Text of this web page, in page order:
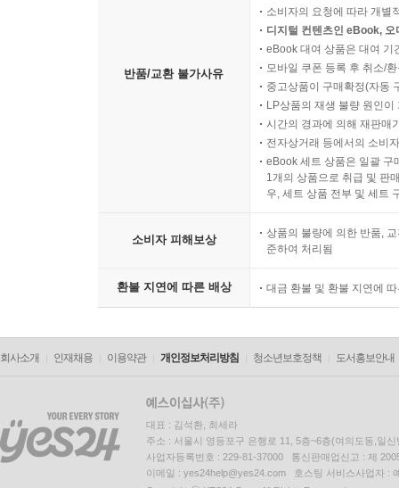
반품/교환 불가사유
소비자의 요청에 따라 개별
디지털 컨텐츠인 eBook,
eBook 대여 상품은 대여 기
모바일 쿠폰 등록 후 취소/
중고상품이 구매확정(자동
LP상품의 재생 불량 원인
시간의 경과에 의해 재판매
전자상거래 등에서의 소비
eBook 세트 상품은 일괄 구
1개의 상품으로 취급 및 판
우, 세트 상품 전부 및 세트
소비자 피해보상
상품의 불량에 의한 반품,
준하여 처리됨
환불 지연에 따른 배상 대금 환불 및 환불 지연에
회사소개 인재채용 이용약관 개인정보처리방침 청소년보호정책 도서홍보안내
대표 : 김석환, 최세라
주소 : 서울시 영등포구 은행로 11, 5층~6층(여의도동,일신
사업자등록번호 : 229-81-37000 통신판매업신고 : 제
이메일 : yes24help@yes24.com 호스팅 서비스사업자 :